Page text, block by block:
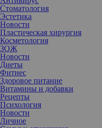
Стоматология
Эстетика
Новости
Пластическая хирургия
Косметология
ЗОЖ
Новости
Диеты
Фитнес
Здоровое питание
Витамины и добавки
Рецепты
Психология
Новости
Личное